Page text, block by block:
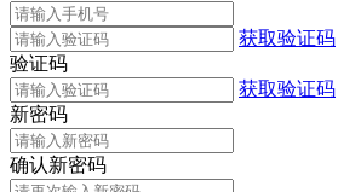
获取验证码
验证码
获取验证码
新密码
确认新密码